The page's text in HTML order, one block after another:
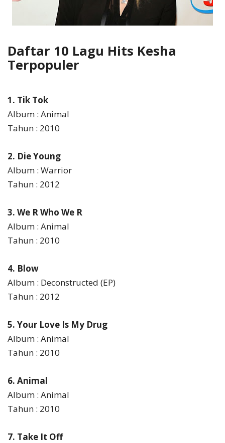
Daftar 10 Lagu Hits Kesha
Terpopuler
1. Tik Tok
Album : Animal
Tahun : 2010
2. Die Young
Album : Warrior
Tahun : 2012
3. We R Who We R
Album : Animal
Tahun : 2010
4. Blow
Album : Deconstructed (EP)
Tahun : 2012
5. Your Love Is My Drug
Album : Animal
Tahun : 2010
6. Animal
Album : Animal
Tahun : 2010
7. Take It Off